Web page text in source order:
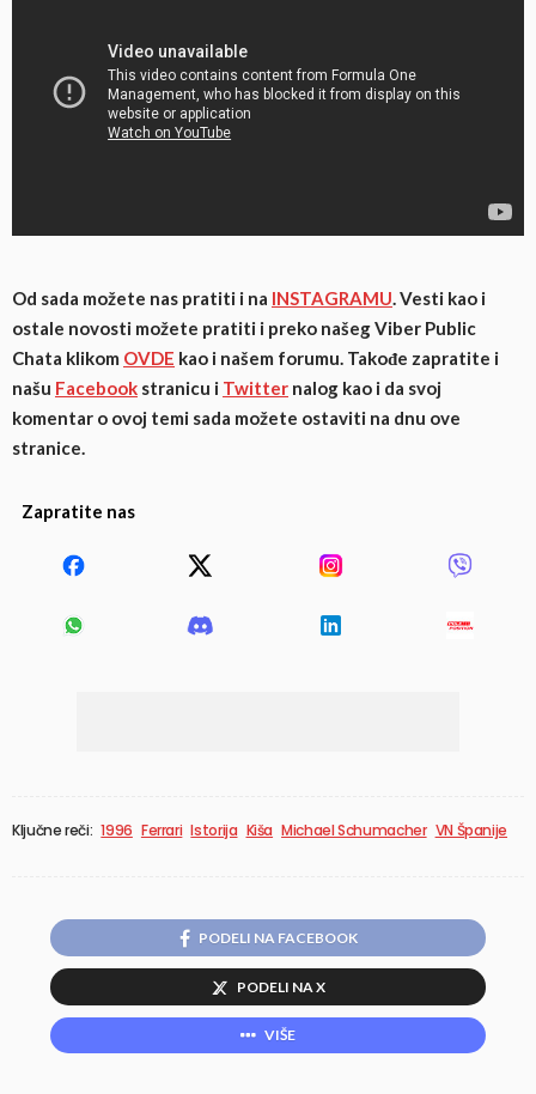
Od sada možete nas pratiti i na INSTAGRAMU. Vesti kao i
ostale novosti možete pratiti i preko našeg Viber Public
Chata klikom OVDE kao i našem forumu. Takođe zapratite i
našu Facebook stranicu i Twitter nalog kao i da svoj
komentar o ovoj temi sada možete ostaviti na dnu ove
stranice.
Zapratite nas
Ključne reči: 1996 Ferrari Istorija Kiša Michael Schumacher VN Španije
PODELI NA FACEBOOK
PODELI NA X
VIŠE